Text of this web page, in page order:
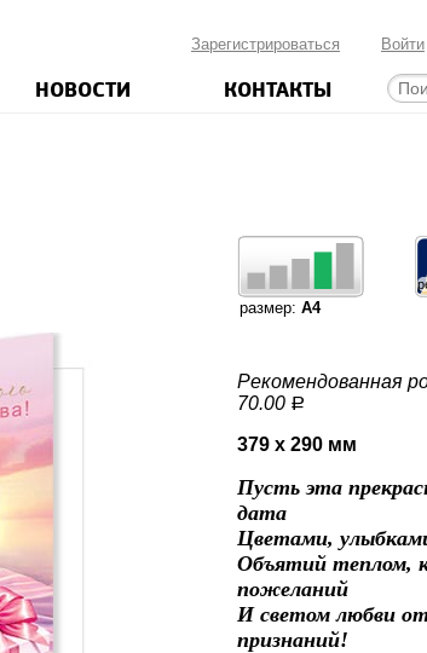
Зарегистрироваться Войти
НОВОСТИ КОНТАКТЫ
размер: А4
Рекомендованная
70.00 a
379 x 290 мм
Пусть эта
дата
Цветами,
Объятий теплом,
пожеланий
И светом любви
признаний!